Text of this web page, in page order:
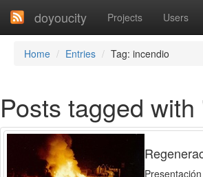
doyoucity Projects Users
Home Entries Tag: incendio
Posts tagged